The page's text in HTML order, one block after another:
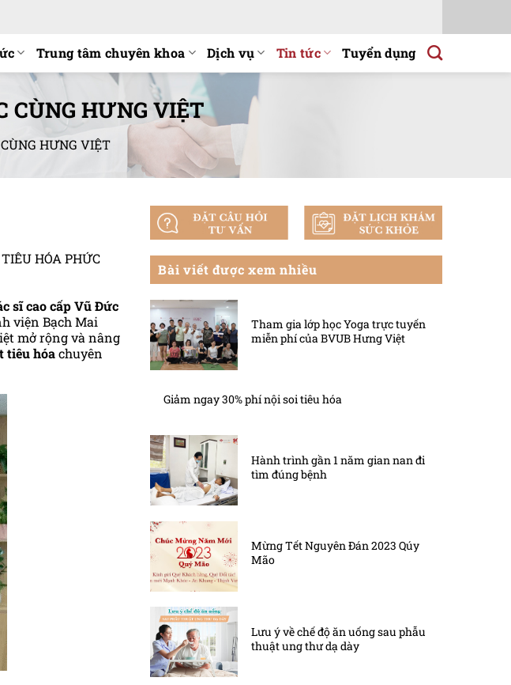
Trung tâm chuyên khoa Dịch vụ Tin tức Tuyển dụng
CÙNG HƯNG VIỆT
HƯNG VIỆT
HÓA PHỨC
sĩ cao cấp Vũ Đức
viện Bạch Mai
mở rộng và nâng
tiêu hóachuyên
Bài viết được xem nhiều
Tham gia lớp học Yoga trực tuyến
miễn phí của BVUB Hưng Việt
Giảm ngay 30% phí nội soi tiêu hóa
Hành trình gần 1 năm gian nan đi
tìm đúng bệnh
Mừng Tết Nguyên Đán 2023 Qúy
Mão
Lưu ý về chế độ ăn uống sau phẫu
thuật ung thư dạ dày